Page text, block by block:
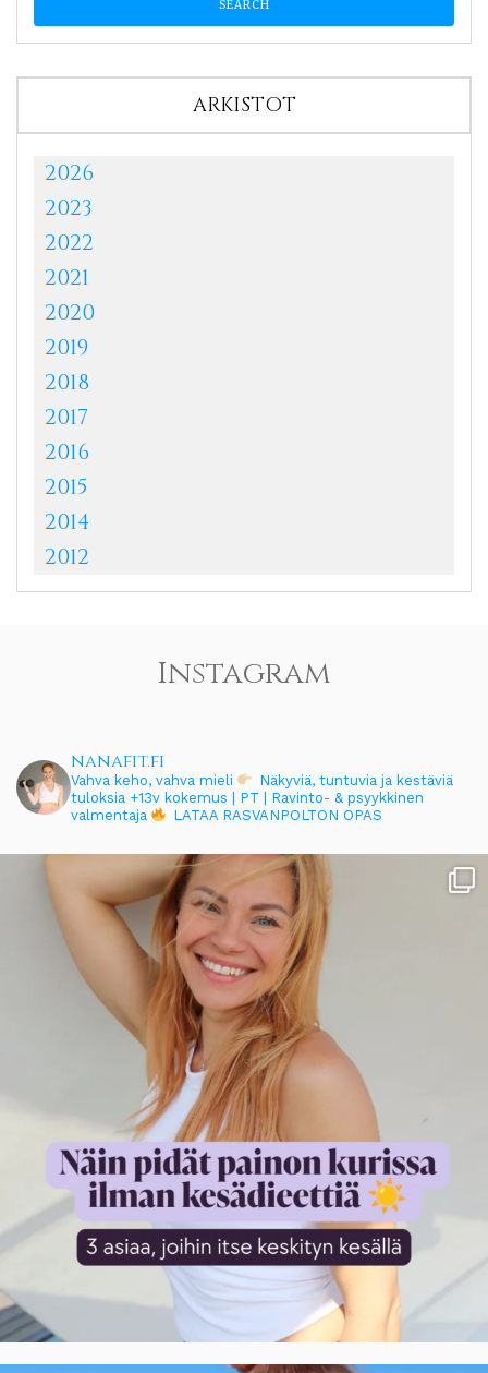
ARKISTOT
2026
2023
2022
2021
2020
2019
2018
2017
2016
2015
2014
2012
Instagram
nanafit.fi
Vahva keho, vahva mieli
Näkyviä, tuntuvia ja kestäviä
tuloksia +13v kokemus | PT | Ravinto- & psyykkinen
valmentaja
LATAA RASVANPOLTON OPAS